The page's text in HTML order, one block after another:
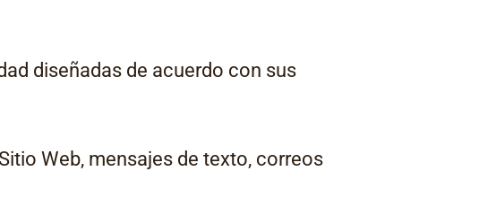
diseñadas de acuerdo con sus
Web, mensajes de texto, correos